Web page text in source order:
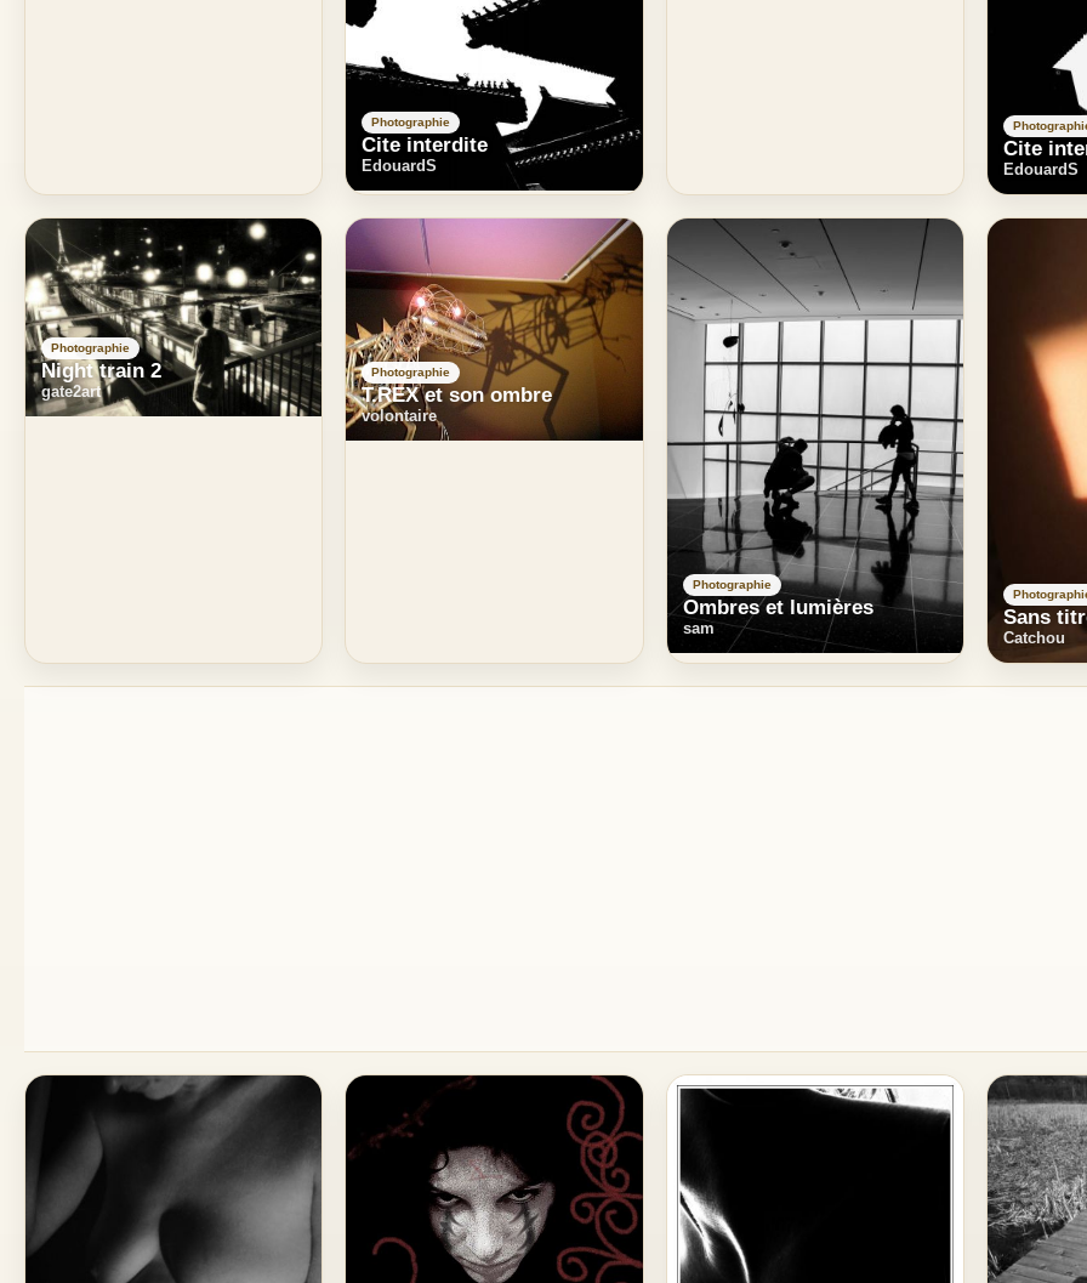
Photographie
Cite interdite
EdouardS
Cite
EdouardS
Photographie
Night train 2
gate2art
Photographie
T.REX et son ombre
volontaire
Photographie
Ombres et lumières
sam Sans
Catchou